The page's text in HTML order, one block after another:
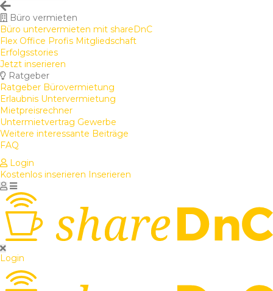
Büro vermieten
Büro untervermieten mit shareDnC
Flex Office Profis Mitgliedschaft
Erfolgsstories
Jetzt inserieren
Ratgeber
Ratgeber Bürovermietung
Erlaubnis Untervermietung
Mietpreisrechner
Untermietvertrag Gewerbe
Weitere interessante Beiträge
FAQ
Login
Kostenlos inserieren Inserieren
Login